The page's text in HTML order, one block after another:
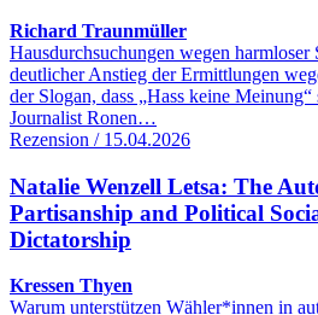
Richard Traunmüller
Hausdurchsuchungen wegen harmloser
deutlicher Anstieg der Ermittlungen
der Slogan, dass „Hass keine
Journalist Ronen…
Rezension / 15.04.2026
Natalie Wenzell Letsa: The
Partisanship and Political
Dictatorship
Kressen Thyen
Warum unterstützen Wähler*innen in